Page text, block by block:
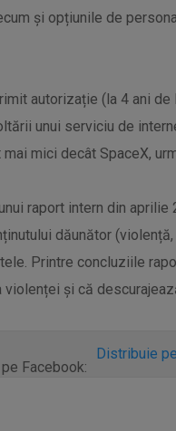
și opțiunile de
autorizație (la 4 ani
unui serviciu de
mici decât SpaceX,
raport intern din
dăunător
Printre concluziile
violenței și că
Facebook:
Distribuie